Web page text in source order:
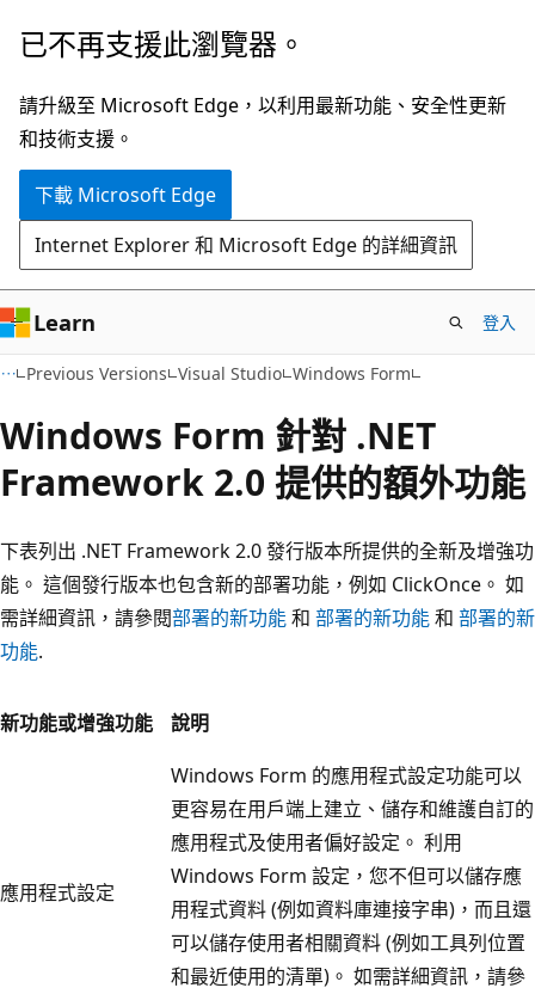
跳
主
要
內
已不再支援此瀏覽器。
請升級至 Microsoft Edge，以利用最新功能、安全性更新
和技術支援。
下載 Microsoft Edge
Internet Explorer 和 Microsoft Edge 的詳細資訊
Learn 登入
Previous Versions Visual Studio Windows Form
Windows Form 針對 .NET
Framework 2.0 提供的額外功能
下表列出 .NET Framework 2.0 發行版本所提供的全新及增強功
能。 這個發行版本也包含新的部署功能，例如 ClickOnce。 如
需詳細資訊，請參閱部署的新功能和 部署的新功能和 部署的新
功能.
新功能或增強功能 說明
應用程式設定
Windows Form 的應用程式設定功能可以
更容易在用戶端上建立、儲存和維護自訂的
應用程式及使用者偏好設定。 利用
Windows Form 設定，您不但可以儲存應
用程式資料 (例如資料庫連接字串)，而且還
可以儲存使用者相關資料 (例如工具列位置
和最近使用的清單)。 如需詳細資訊，請參